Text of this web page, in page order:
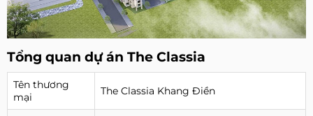
Tổng quan dự án The Classia
Tên thương
mại
The Classia Khang Điền